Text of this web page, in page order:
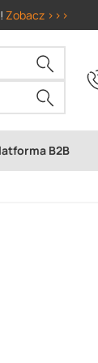
Zobacz >>>
B2B